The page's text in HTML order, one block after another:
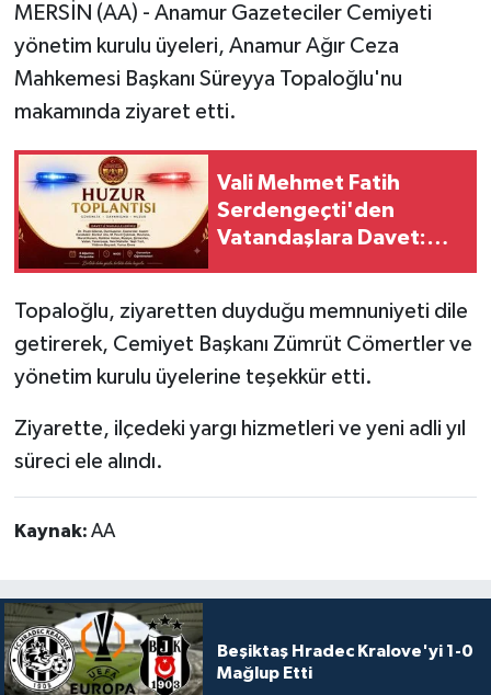
MERSİN (AA) - Anamur Gazeteciler Cemiyeti
yönetim kurulu üyeleri, Anamur Ağır Ceza
Mahkemesi Başkanı Süreyya Topaloğlu'nu
makamında ziyaret etti.
Vali Mehmet Fatih
Serdengeçti'den
Vatandaşlara Davet:
Topaloğlu, ziyaretten duyduğu memnuniyeti dile
getirerek, Cemiyet Başkanı Zümrüt Cömertler ve
yönetim kurulu üyelerine teşekkür etti.
Ziyarette, ilçedeki yargı hizmetleri ve yeni adli yıl
süreci ele alındı.
Kaynak: AA
Beşiktaş Hradec Kralove'yi 1-0
Mağlup Etti